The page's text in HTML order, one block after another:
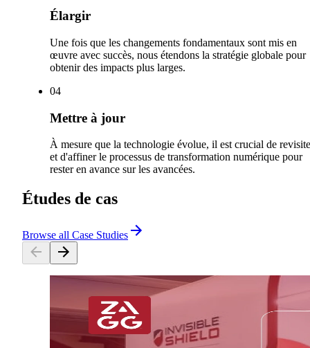
Élargir
Une fois que les changements fondamentaux sont mis en
œuvre avec succès, nous étendons la stratégie globale pour
obtenir des impacts plus larges.
04
Mettre à jour
À mesure que la technologie évolue, il est crucial de
et d'affiner le processus de transformation numérique pour
rester en avance sur les avancées.
Études de cas
Browse all Case Studies